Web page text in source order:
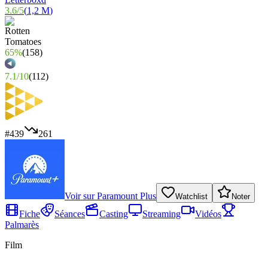
3.6/5(1,2 M)
65%(158)
7.1/10(112)
#439 261
Voir surParamount Plus Watchlist Noter
Fiche Séances Casting Streaming
Vidéos
Palmarès
Film